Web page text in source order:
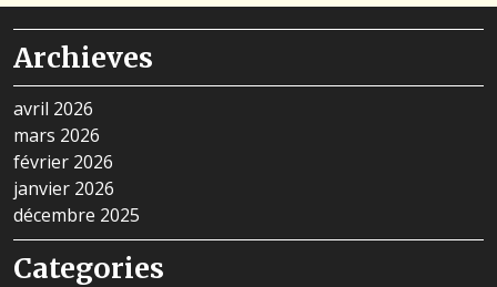
Archieves
avril 2026
mars 2026
février 2026
janvier 2026
décembre 2025
Categories